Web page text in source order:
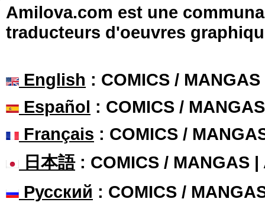
Amilova.com est une
traducteurs d'oeuvres
English : COMICS /
Español : COMICS /
Français : COMICS /
日本語: COMICS / MANGAS |
Русский : COMICS /